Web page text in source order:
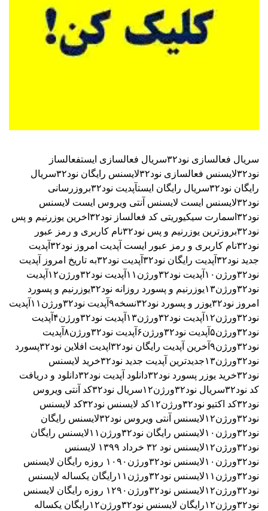
سریال فعالسازی نود۳۲ سریال فعالسازی ایستفعالساز
نود۳۲
لایسنس فعالسازی نود۳۲ لایسنس رایگان نود۳۲
سریال
رایگان نود۳۲
سریال رایگان ایستآپدیت نود۳۲
بروزرسانی
نود۳۲
لایسنس ایست لایسنس آنتی ویروس ایست لایسنس
نود۳۲اسمارت سیکیوریتی
کد فعالساز نود۳۲
اخرین یوزرنیم و پس
نود۳۲
بروزترین یوزرنیم و پس نود۳۲
نام کاربری و رمز عبور
نود۳۲
نام کاربری و رمز عبور ایست آپدیت امروز نود۳۲
آپدیت
جدید نود۳۲
آپدیت رایگان نود۳۲ آپدیت نود۳۲به تاریخ امروز
آپدیت
نود۳۲ورژن۱۰
آپدیت نود۳۲ورژن۱۱ آپدیت نود۳۲ورژن۱۲
آپدیت
نود۳۲ورژن۱۳
یوزرنیم و پسورد روزانه نود۳۲
یوزرنیم و پسورد
امروز نود۳۲
یوزر و پسورد نود۳۲نسخه۹ آپدیت نود۳۲ورژن۱۱
آپدیت
نود۳۲ورژن۱۲
آپدیت نود۳۲ورژن۱۳ آپدیت نود۳۲ورژن۴
آپدیت
نود۳۲ورژن۵
آپدیت نود۳۲ورژن۶ آپدیت نود۳۲ورژن۸
آپدیت
نود۳۲ورژن۹
آخرین آپدیت رایگان نود۳۲ اپدیت افلاین نود۳۲
پسورد
نود۳۲ورژن۱۳
جدیدترین آپدیت جدید نود۳۲
خرید لایسنس
نود۳۲
خرید یوزر پسورد نود۳۲ دانلود آپدیت نود۳۲
دانلود و دریافت
کد نود۳۲
سریال نود۳۲ورژن۱۲ سریال نود۳۲
کد آنتی ویروس
نود۳۲
کد اکتیو نود۳۲ورژن۱۲ کد لایسنس نود۳۲
کد لایسنس
نود۳۲ورژن۱۲
لایسنس آنتی ویروس نود۳۲
لایسنس رایگان
نود۳۲ورژن۱۰
لایسنس رایگان نود۳۲ورژن۱۱
لایسنس رایگان
نود۳۲ورژن۱۲
لایسنس نود ۳٢ خرداد ۱۳۹۹
لایسنس
نود۳۲ورژن۱۰
لایسنس نود۳۲ورژن۱۰۹۰ روزه رایگان
لایسنس
نود۳۲ورژن۱۱
لایسنس نود۳۲ورژن۱۱رایگان یکساله
لایسنس
نود۳۲ورژن۱۲
لایسنس نود۳۲ورژن۱۲۹۰ روزه رایگان
لایسنس
نود۳۲ورژن۱۲رایگان
لایسنس نود۳۲ورژن۱۲رایگان یکساله